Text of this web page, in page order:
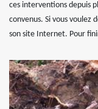
ces interventions depuis
convenus. Si vous voulez
son site Internet. Pour